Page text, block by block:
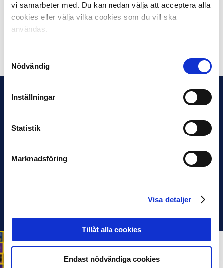
vi samarbeter med. Du kan nedan välja att acceptera alla
cookies eller välja vilka cookies som du vill ska
användas.
Nödvändig
Inställningar
Statistik
Marknadsföring
Visa detaljer
Tillåt alla cookies
Endast nödvändiga cookies
Årets säsong av SFL startar den 12 oktober.Mer
information på svenskafutsalligan.se
HÅLLBARHET
Svensk Elitfotboll lanserar Fotbollseffekten – en
rapport om Sveriges starkaste folkrörelse och
samhällskraft